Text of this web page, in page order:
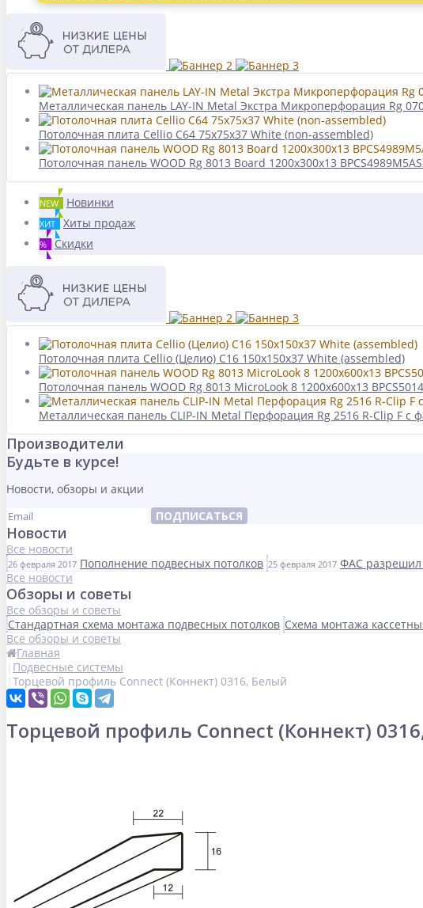
Металлическая панель LAY-IN Metal Экстра Микроперфорация Rg
Потолочная плита Cellio C64 75x75x37 White (non-assembled)
Потолочная панель WOOD Rg 8013 Board 1200x300x13
NEW Новинки
ХИТ Хиты продаж
% Скидки
Потолочная плита Cellio (Целио) C16 150x150x37 White (assembled)
Потолочная панель WOOD Rg 8013 MicroLook 8 1200x600x13
Металлическая панель CLIP-IN Metal Перфорация Rg 2516 R-Clip F с
Производители
Будьте в курсе!
Новости, обзоры и акции
ПОДПИСАТЬСЯ
Новости
Все новости
26 февраля 2017 Пополнение подвесных потолков 25 февраля 2017 ФАС разрешил
Все новости
Обзоры и советы
Все обзоры и советы
Стандартная схема монтажа подвесных потолков Схема монтажа
Все обзоры и советы
Главная
Подвесные системы
Торцевой профиль Connect (Коннект) 0316, Белый
Торцевой профиль Connect (Коннект)